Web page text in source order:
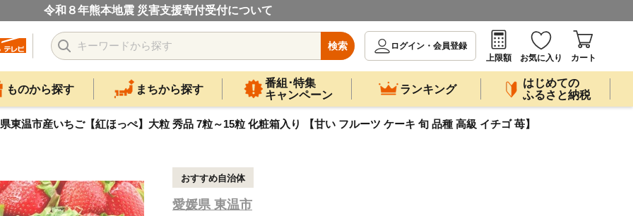
令和８年熊本地震 災害支援寄付受付について
検索
ログイン・会員登録
上限額
お気に入り カート
ものから探す まちから探す
番組･特集
キャンペーン
ランキング
はじめての
ふるさと納税
東温市産いちご【紅ほっぺ】大粒 秀品 7粒～15粒 化粧箱入り 【甘い フルーツ ケーキ 旬 品種 高級 イチゴ 苺】
おすすめ自治体
愛媛県 東温市